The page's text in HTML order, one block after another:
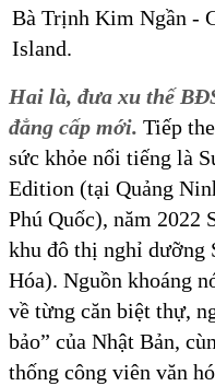
Bà Trịnh Kim Ngần -
Island.
Hai là, đưa xu thế
đẳng cấp mới. Tiếp
sức khỏe nổi tiếng là
Edition (tại Quảng
Phú Quốc), năm 2022
khu đô thị nghỉ dưỡng
Hóa). Nguồn khoáng
về từng căn biệt thự,
bảo” của Nhật Bản,
thống công viên văn